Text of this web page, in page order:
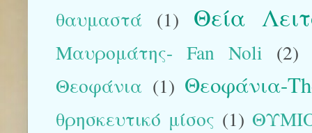
θαυμαστά
(1) Θεία
Μαυρομάτης- Fan Noli (2)
Θεοφάνια (1) Θεοφάνια-
θρησκευτικό μίσος (1)